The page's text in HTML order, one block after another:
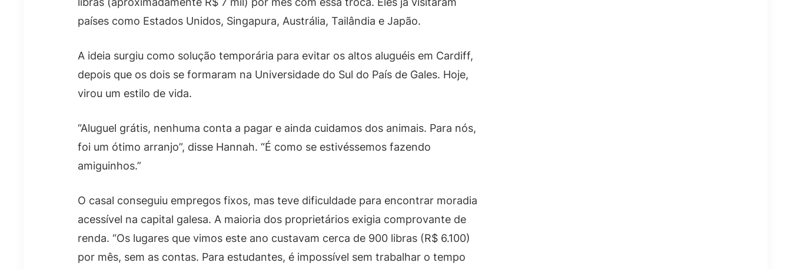
países como Estados Unidos, Singapura, Austrália, Tailândia e Japão.
A ideia surgiu como solução temporária para evitar os altos aluguéis em Cardiff,
depois que os dois se formaram na Universidade do Sul do País de Gales. Hoje,
virou um estilo de vida.
“Aluguel grátis, nenhuma conta a pagar e ainda cuidamos dos animais. Para nós,
foi um ótimo arranjo”, disse Hannah. “É como se estivéssemos fazendo
amiguinhos.”
O casal conseguiu empregos fixos, mas teve dificuldade para encontrar moradia
acessível na capital galesa. A maioria dos proprietários exigia comprovante de
renda. “Os lugares que vimos este ano custavam cerca de 900 libras (R$ 6.100)
por mês, sem as contas. Para estudantes, é impossível sem trabalhar o tempo